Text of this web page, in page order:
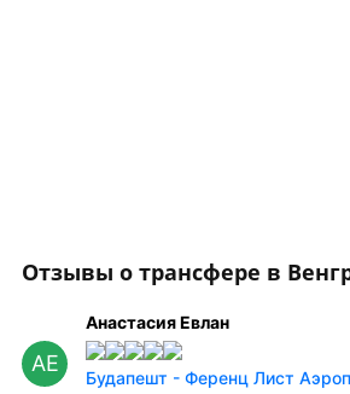
Отзывы о трансфере в
АЕ
Анастасия Евлан
Будапешт - Ференц Лист